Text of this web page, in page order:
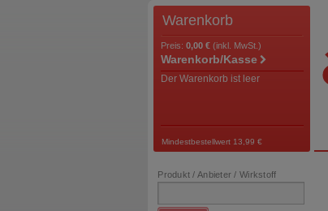
Warenkorb
Preis: 0,00 € (inkl. MwSt.)
Warenkorb/Kasse
Der Warenkorb ist leer
Mindestbestellwert 13,99 €
Produkt / Anbieter / Wirkstoff